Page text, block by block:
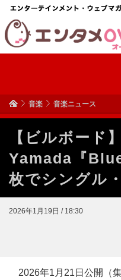
音楽 音楽ニュース
【ビルボード
Yamada『
枚でシングル
2026年1月19日 / 18:30
2026年1月21日公開（